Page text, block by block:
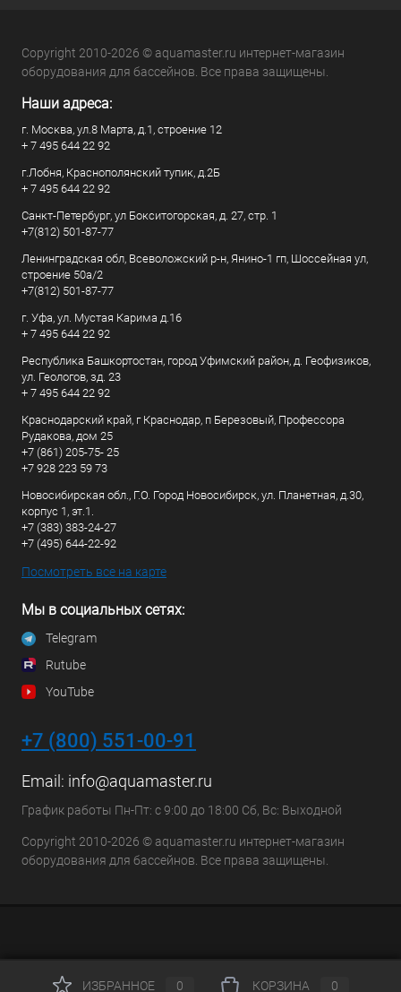
Copyright 2010-2026 © aquamaster.ru интернет-магазин
оборудования для бассейнов. Все права защищены.
Наши адреса:
г. Москва, ул.8 Марта, д.1, строение 12
+ 7 495 644 22 92
г.Лобня, Краснополянский тупик, д.2Б
+ 7 495 644 22 92
Санкт-Петербург, ул Бокситогорская, д. 27, стр. 1
+7(812) 501-87-77
Ленинградская обл, Всеволожский р-н, Янино-1 гп, Шоссейная ул,
строение 50а/2
+7(812) 501-87-77
г. Уфа, ул. Мустая Карима д.16
+ 7 495 644 22 92
Республика Башкортостан, город Уфимский район, д. Геофизиков,
ул. Геологов, зд. 23
+ 7 495 644 22 92
Краснодарский край, г Краснодар, п Березовый, Профессора
Рудакова, дом 25
+7 (861) 205-75- 25
+7 928 223 59 73
Новосибирская обл., Г.О. Город Новосибирск, ул. Планетная, д.30,
корпус 1, эт.1.
+7 (383) 383-24-27
+7 (495) 644-22-92
Посмотреть все на карте
Мы в социальных сетях:
Telegram
Rutube
YouTube
+7 (800) 551-00-91
Email: info@aquamaster.ru
График работы Пн-Пт: с 9:00 до 18:00 Сб, Вс: Выходной
Copyright 2010-2026 © aquamaster.ru интернет-магазин
оборудования для бассейнов. Все права защищены.
ИЗБРАННОЕ 0 КОРЗИНА 0